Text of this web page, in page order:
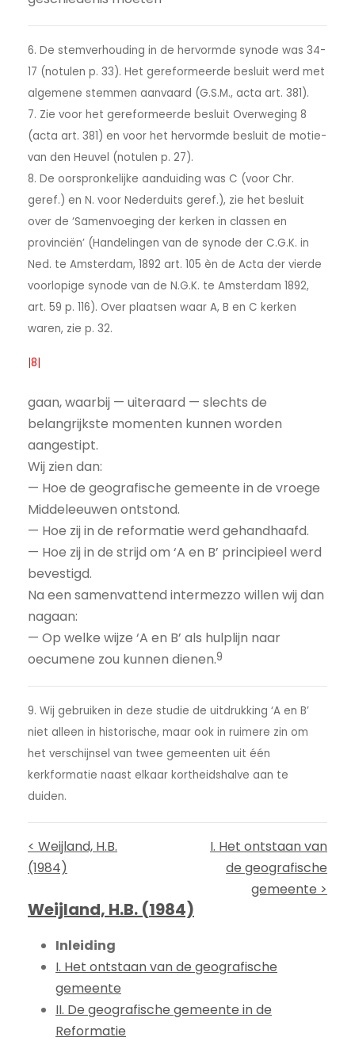
6. De stemverhouding in de hervormde synode was 34-
17 (notulen p. 33). Het gereformeerde besluit werd met
algemene stemmen aanvaard (G.S.M., acta art. 381).
7. Zie voor het gereformeerde besluit Overweging 8
(acta art. 381) en voor het hervormde besluit de motie-
van den Heuvel (notulen p. 27).
8. De oorspronkelijke aanduiding was C (voor Chr.
geref.) en N. voor Nederduits geref.), zie het besluit
over de ‘Samenvoeging der kerken in classen en
provinciën’ (Handelingen van de synode der C.G.K. in
Ned. te Amsterdam, 1892 art. 105 èn de Acta der vierde
voorlopige synode van de N.G.K. te Amsterdam 1892,
art. 59 p. 116). Over plaatsen waar A, B en C kerken
waren, zie p. 32.
|8|
gaan, waarbij — uiteraard — slechts de
belangrijkste momenten kunnen worden
aangestipt.
Wij zien dan:
— Hoe de geografische gemeente in de vroege
Middeleeuwen ontstond.
— Hoe zij in de reformatie werd gehandhaafd.
— Hoe zij in de strijd om ‘A en B’ principieel werd
bevestigd.
Na een samenvattend intermezzo willen wij dan
nagaan:
— Op welke wijze ‘A en B’ als hulplijn naar
oecumene zou kunnen dienen.9
9. Wij gebruiken in deze studie de uitdrukking ‘A en B’
niet alleen in historische, maar ook in ruimere zin om
het verschijnsel van twee gemeenten uit één
kerkformatie naast elkaar kortheidshalve aan te
duiden.
< Weijland, H.B.
(1984)
I. Het ontstaan van
de geografische
gemeente >
Weijland, H.B. (1984)
Inleiding
I. Het ontstaan van de geografische
gemeente
II. De geografische gemeente in de
Reformatie